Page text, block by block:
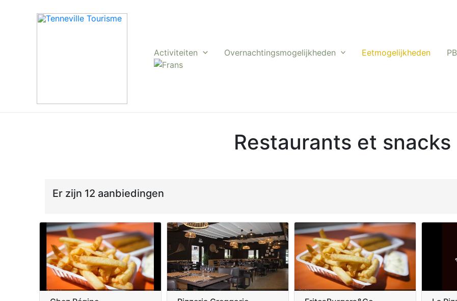
Activiteiten Overnachtingsmogelijkheden Eetmogelijkheden
Restaurants et snacks
Er zijn 12 aanbiedingen